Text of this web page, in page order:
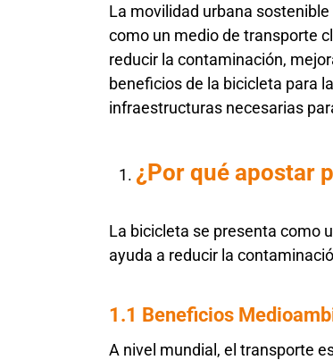
La movilidad urbana
como un medio de transporte
reducir la contaminación,
beneficios de la bicicleta para
infraestructuras necesarias
¿Por qué apostar
La bicicleta se presenta como
ayuda a reducir la
1.1 Beneficios
A nivel mundial, el transporte